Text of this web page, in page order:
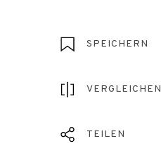
SPEICHERN
VERGLEICHEN
TEILEN